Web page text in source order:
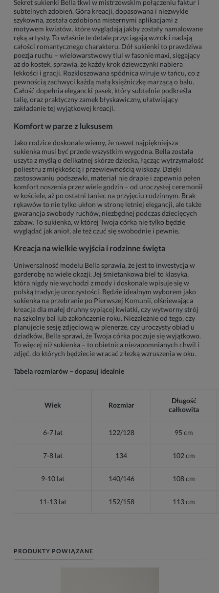
Sekret sukienki Bella tkwi w mistrzowskim połączeniu faktur i
subtelnych zdobień. Góra kreacji, dopasowana i niezwykle
szykowna, została ozdobiona misternymi aplikacjami z
motywem kwiatów, które wyglądają jakby zostały namalowane
ręką artysty. To właśnie te detale przyciągają wzrok i nadają
całości romantycznego charakteru. Dół sukienki to prawdziwa
poezja ruchu – wielowarstwowy tiul w fasonie maxi, sięgający
aż do kostek, sprawia, że każdy krok dziewczynki nabiera
lekkości i gracji. Rozkloszowana spódnica wiruje w tańcu, co z
pewnością zachwyci każdą małą księżniczkę marzącą o balu.
Całość dopełnia elegancki pasek, który subtelnie podkreśla
talię, oraz praktyczny zamek błyskawiczny, ułatwiający
zakładanie tej wyjątkowej kreacji.
Komfort w parze z luksusem
Jako rodzice doskonale wiemy, że nawet najpiękniejsza
sukienka musi być przede wszystkim wygodna. Bella została
uszyta z myślą o delikatnej skórze dziecka, łącząc wytrzymałość
poliestru z miękkością i przewiewnością wiskozy. Dzięki
zastosowaniu podszewki, materiał nie drapie i zapewnia pełen
komfort noszenia przez wiele godzin – od uroczystej ceremonii
w kościele, aż po ostatni taniec na przyjęciu rodzinnym. Brak
rękawów to nie tylko ukłon w stronę letniej elegancji, ale także
gwarancja swobody ruchów, niezbędnej podczas dziecięcych
zabaw. To sukienka, w której Twoja córka nie tylko będzie
wyglądać jak anioł, ale też czuć się swobodnie i pewnie.
Kreacja na wielkie wyjścia i rodzinne święta
Uniwersalność modelu Bella sprawia, że jest to inwestycja w
garderobę na wiele okazji. Jej śmietankowa biel to klasyka,
która nigdy nie wychodzi z mody i doskonale wpisuje się w
polską tradycję uroczystości. Będzie idealnym wyborem jako
sukienka na przebranie po Pierwszej Komunii, olśniewająca
kreacja dla małej druhny sypiącej kwiatki, czy wytworny strój
na szkolny bal lub zakończenie roku. Niezależnie od tego, czy
planujecie sesję zdjęciową w plenerze, czy uroczysty obiad u
dziadków, Bella sprawi, że Twoja córka poczuje się wyjątkowo.
To więcej niż sukienka – to obietnica niezapomnianych chwil i
zdjęć, do których będziecie wracać z łezką wzruszenia w oku.
Tabela rozmiarów – dopasuj idealnie
Wiek Rozmiar
Długość
całkowita
6-7 lat 122/128 95 cm
7-8 lat 134 102 cm
9-10 lat 140/146 108 cm
11-13 lat 152/158 113 cm
PRODUKTY POWIĄZANE